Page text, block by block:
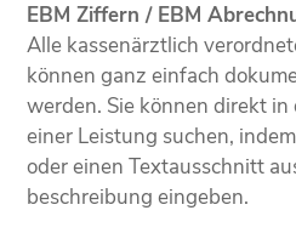
EBM Ziffern / EBM
Alle kassenärztlich
können ganz einfach
werden. Sie können direkt
einer Leistung suchen,
oder einen Text­ausschnitt
beschreibung eingeben.